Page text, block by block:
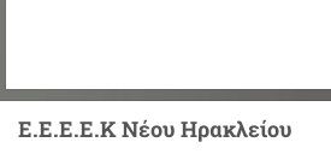
Ε.Ε.Ε.Ε.Κ Νέου Ηρακλείου